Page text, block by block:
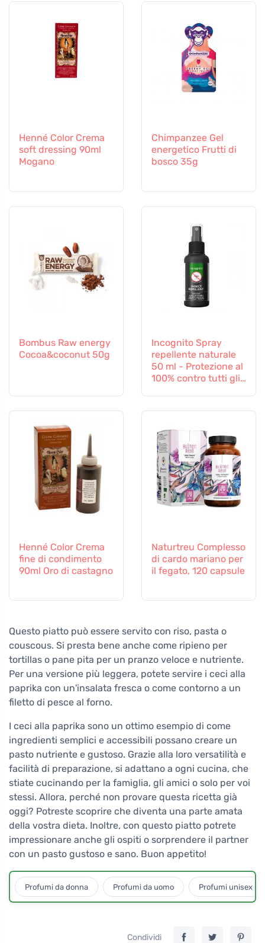
Henné Color Crema
soft dressing 90ml
Mogano
Chimpanzee Gel
energetico Frutti di
bosco 35g
Bombus Raw energy
Cocoa&coconut 50g
Incognito Spray
repellente naturale
50 ml - Protezione al
100% contro tutti gli
Henné Color Crema
fine di condimento
90ml Oro di castagno
Naturtreu Complesso
di cardo mariano per
il fegato, 120 capsule
Questo piatto può essere servito con riso, pasta o
couscous. Si presta bene anche come ripieno per
tortillas o pane pita per un pranzo veloce e nutriente.
Per una versione più leggera, potete servire i ceci alla
paprika con un'insalata fresca o come contorno a un
filetto di pesce al forno.
I ceci alla paprika sono un ottimo esempio di come
ingredienti semplici e accessibili possano creare un
pasto nutriente e gustoso. Grazie alla loro versatilità e
facilità di preparazione, si adattano a ogni cucina, che
stiate cucinando per la famiglia, gli amici o solo per voi
stessi. Allora, perché non provare questa ricetta già
oggi? Potreste scoprire che diventa una parte amata
della vostra dieta. Inoltre, con questo piatto potrete
impressionare anche gli ospiti o sorprendere il partner
con un pasto gustoso e sano. Buon appetito!
Profumi da donna Profumi da uomo Profumi unisex
Condividi